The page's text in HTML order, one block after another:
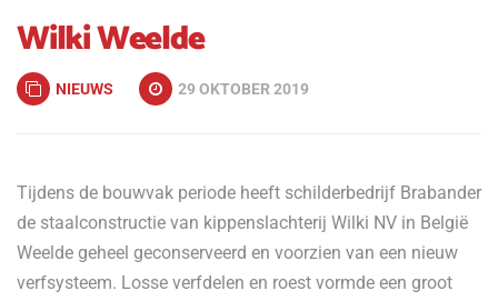
Wilki Weelde
NIEUWS 29 OKTOBER 2019
Tijdens de bouwvak periode heeft schilderbedrijf Brabander
de staalconstructie van kippenslachterij Wilki NV in België
Weelde geheel geconserveerd en voorzien van een nieuw
verfsysteem. Losse verfdelen en roest vormde een groot